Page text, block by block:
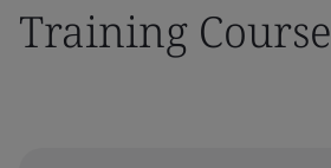
Training Course